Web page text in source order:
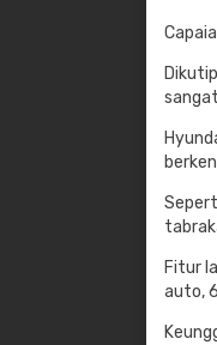
Fitur
auto,